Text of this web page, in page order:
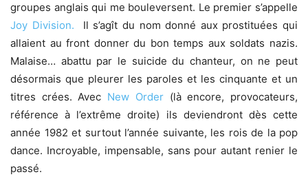
groupes anglais qui me bouleversent. Le premier s’appelle
Joy Division. Il s’agît du nom donné aux prostituées qui
allaient au front donner du bon temps aux soldats nazis.
Malaise… abattu par le suicide du chanteur, on ne peut
désormais que pleurer les paroles et les cinquante et un
titres crées. Avec New Order(là encore, provocateurs,
référence à l’extrême droite) ils deviendront dès cette
année 1982 et surtout l’année suivante, les rois de la pop
dance. Incroyable, impensable, sans pour autant renier le
passé.